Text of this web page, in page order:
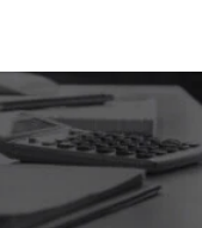
ventes
près de